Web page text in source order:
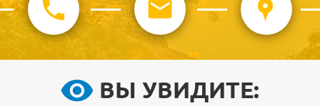
ВЫ УВИДИТЕ: